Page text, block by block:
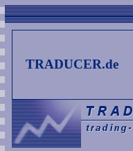
TRADUCER.de